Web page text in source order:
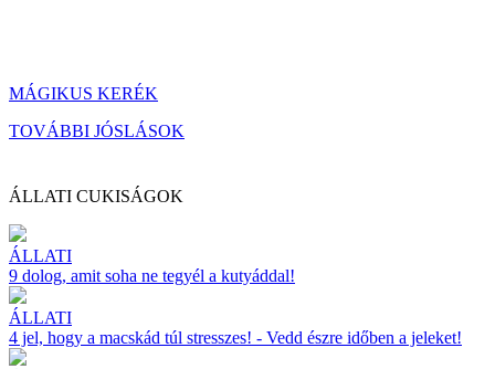
MÁGIKUS KERÉK
TOVÁBBI JÓSLÁSOK
ÁLLATI CUKISÁGOK
ÁLLATI
9 dolog, amit soha ne tegyél a kutyáddal!
ÁLLATI
4 jel, hogy a macskád túl stresszes! - Vedd észre időben a jeleket!